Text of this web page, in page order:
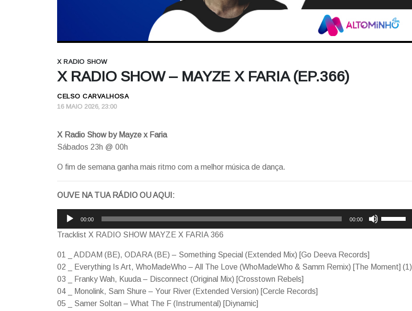
X RADIO SHOW
X RADIO SHOW – MAYZE X FARIA (EP.366)
CELSO CARVALHOSA
16 MAIO 2026, 23:00
X Radio Show by Mayze x Faria
Sábados 23h @ 00h
O fim de semana ganha mais ritmo com a melhor música de dança.
OUVE NA TUA RÁDIO OU AQUI:
Reprodutor
de
áudio
00:00 00:00
as
para
Tracklist X RADIO SHOW MAYZE X FARIA 366
01 _ ADDAM (BE), ODARA (BE) – Something Special (Extended Mix) [Go Deeva Records]
02 _ Everything Is Art, WhoMadeWho – All The Love (WhoMadeWho & Samm Remix) [The Moment] (1)
03 _ Franky Wah, Kuuda – Disconnect (Original Mix) [Crosstown Rebels]
04 _ Monolink, Sam Shure – Your River (Extended Version) [Cercle Records]
05 _ Samer Soltan – What The F (Instrumental) [Diynamic]